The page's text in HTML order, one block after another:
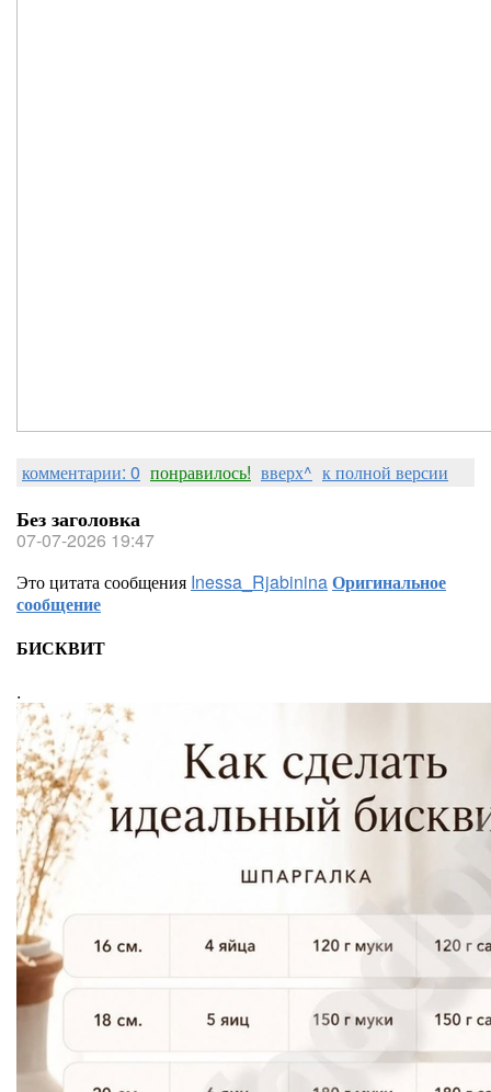
комментарии: 0 понравилось! вверх^ к полной версии
Без заголовка
07-07-2026 19:47
Это цитата сообщения Inessa_RjabininaОригинальное
сообщение
БИСКВИТ
.